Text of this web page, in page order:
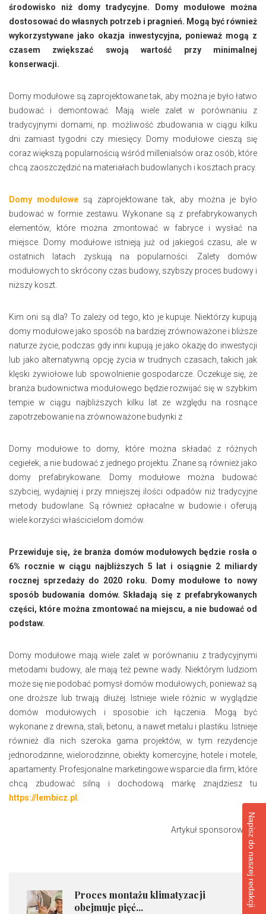
środowisko niż domy tradycyjne. Domy modułowe można
dostosować do własnych potrzeb i pragnień. Mogą być również
wykorzystywane jako okazja inwestycyjna, ponieważ mogą z
czasem zwiększać swoją wartość przy minimalnej
konserwacji.
Domy modułowe są zaprojektowane tak, aby można je było łatwo
budować i demontować. Mają wiele zalet w porównaniu z
tradycyjnymi domami, np. możliwość zbudowania w ciągu kilku
dni zamiast tygodni czy miesięcy. Domy modułowe cieszą się
coraz większą popularnością wśród millenialsów oraz osób, które
chcą zaoszczędzić na materiałach budowlanych i kosztach pracy.
Domy modułowe są zaprojektowane tak, aby można je było
budować w formie zestawu. Wykonane są z prefabrykowanych
elementów, które można zmontować w fabryce i wysłać na
miejsce. Domy modułowe istnieją już od jakiegoś czasu, ale w
ostatnich latach zyskują na popularności. Zalety domów
modułowych to skrócony czas budowy, szybszy proces budowy i
niższy koszt.
Kim oni są dla? To zależy od tego, kto je kupuje. Niektórzy kupują
domy modułowe jako sposób na bardziej zrównoważone i bliższe
naturze życie, podczas gdy inni kupują je jako okazję do inwestycji
lub jako alternatywną opcję życia w trudnych czasach, takich jak
klęski żywiołowe lub spowolnienie gospodarcze. Oczekuje się, że
branża budownictwa modułowego będzie rozwijać się w szybkim
tempie w ciągu najbliższych kilku lat ze względu na rosnące
zapotrzebowanie na zrównoważone budynki z
Domy modułowe to domy, które można składać z różnych
cegiełek, a nie budować z jednego projektu. Znane są również jako
domy prefabrykowane. Domy modułowe można budować
szybciej, wydajniej i przy mniejszej ilości odpadów niż tradycyjne
metody budowlane. Są również opłacalne w budowie i oferują
wiele korzyści właścicielom domów.
Przewiduje się, że branża domów modułowych będzie rosła o
6% rocznie w ciągu najbliższych 5 lat i osiągnie 2 miliardy
rocznej sprzedaży do 2020 roku. Domy modułowe to nowy
sposób budowania domów. Składają się z prefabrykowanych
części, które można zmontować na miejscu, a nie budować od
podstaw.
Domy modułowe mają wiele zalet w porównaniu z tradycyjnymi
metodami budowy, ale mają też pewne wady. Niektórym ludziom
może się nie podobać pomysł domów modułowych, ponieważ są
one droższe lub trwają dłużej. Istnieje wiele różnic w wyglądzie
domów modułowych i sposobie ich łączenia. Mogą być
wykonane z drewna, stali, betonu, a nawet metalu i plastiku. Istnieje
również dla nich szeroka gama projektów, w tym rezydencje
jednorodzinne, wielorodzinne, obiekty komercyjne, hotele i motele,
apartamenty. Profesjonalne marketingowe wsparcie dla firm, które
chcą zbudować silną i dochodową markę znajdziesz tu
https://lembicz.pl
Artykuł sponsorowany
​Proces montażu klimatyzacji
obejmuje pięć...
Napisz do naszej redakcji